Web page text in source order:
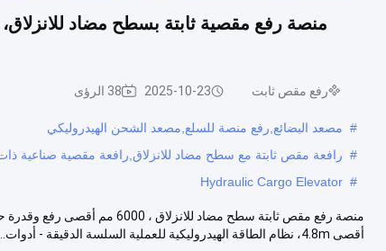
رفع مقص ثابت 2025-10-23 38 الرؤى
# مصعد البضائع,رفع منصة للسلع,مصعد الشحن الهيدروليكي
# رافعة مقص ثابتة مع سطح مضاد للانزلاق,رافعة مقصية صناعية ذات
#
Hydraulic Cargo Elevator
منصة رفع مقص ثابتة سطح مضاد
أقصى 4.8m، نظام الطاقة الهيدروليكية للعملية السلسة الدقيقة - أدوات...